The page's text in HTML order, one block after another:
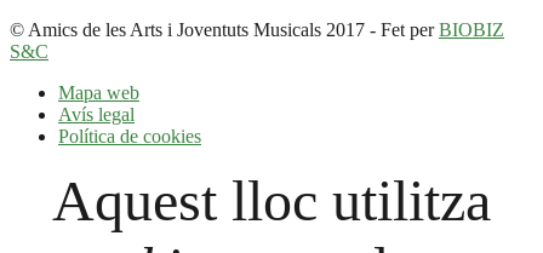
© Amics de les Arts i Joventuts Musicals 2017 - Fet perBIOBIZ
S&C
Mapa web
Avís legal
Política de cookies
Aquest lloc utilitza